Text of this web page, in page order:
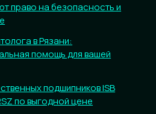
право на безопасность и
в Рязани:
помощь для вашей
подшипников ISB
по выгодной цене